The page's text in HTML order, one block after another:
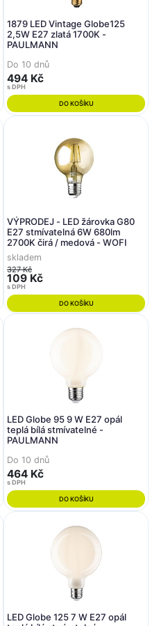
1879 LED Vintage Globe125
2,5W E27 zlatá 1700K -
PAULMANN
Do 10 dnů
494 Kč
s DPH
DO KOŠÍKU
VÝPRODEJ - LED žárovka G80
E27 stmívatelná 6W 680lm
2700K čirá / medová - WOFI
skladem
327 Kč
109 Kč
s DPH
DO KOŠÍKU
LED Globe 95 9 W E27 opál
teplá bílá stmívatelné -
PAULMANN
Do 10 dnů
464 Kč
s DPH
DO KOŠÍKU
LED Globe 125 7 W E27 opál